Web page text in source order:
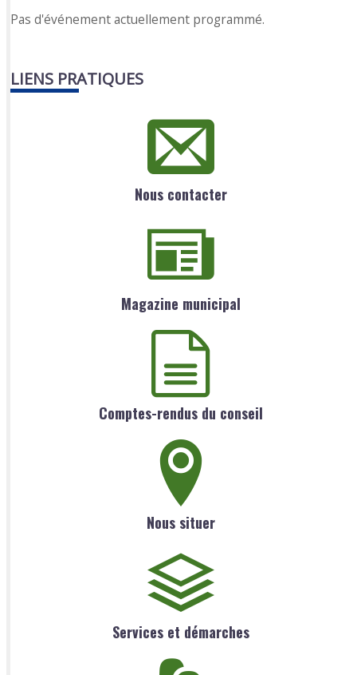
Pas d'événement actuellement programmé.
LIENS PRATIQUES
Nous contacter
Magazine municipal
Comptes-rendus du conseil
Nous situer
Services et démarches